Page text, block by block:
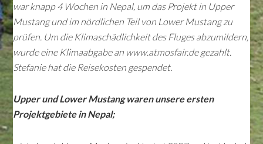
war knapp 4 Wochen in Nepal, um das Projekt in Upper
Mustang und im nördlichen Teil von Lower Mustang zu
prüfen. Um die Klimaschädlichkeit des Fluges abzumildern,
wurde eine Klimaabgabe an www.atmosfair.de gezahlt.
Stefanie hat die Reisekosten gespendet.
Upper und Lower Mustang waren unsere ersten
Projektgebiete in Nepal;